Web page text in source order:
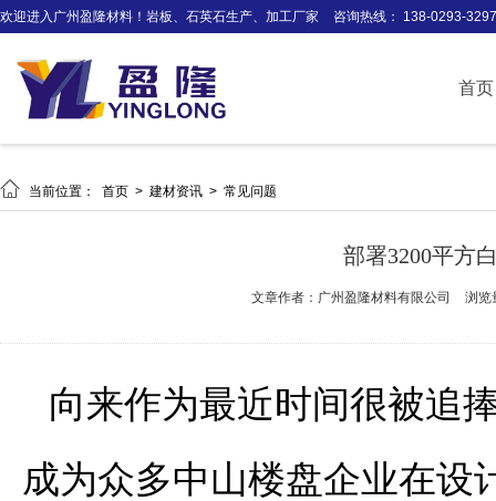
欢迎进入广州盈隆材料！岩板、石英石生产、加工厂家 咨询热线： 138-0293-3297
首页
 当前位置： 首页 > 建材资讯 > 常见问题
部署3200平方
文章作者：广州盈隆材料有限公司 浏览
向来作为最近时间很被追
成为众多中山楼盘企业在设